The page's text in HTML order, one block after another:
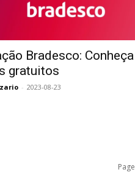
Bradesco:
gratuitos
- 2023-08-23